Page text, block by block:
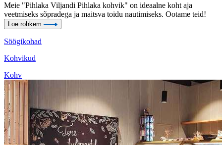
Meie "Pihlaka Viljandi Pihlaka kohvik" on ideaalne koht aja
veetmiseks sõpradega ja maitsva toidu nautimiseks. Ootame teid!
Loe rohkem
Söögikohad
Kohvikud
Kohv